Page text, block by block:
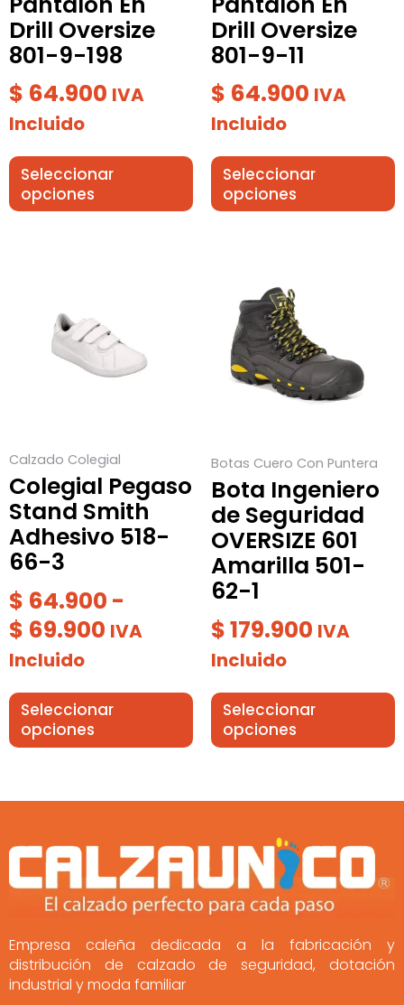
Drill Oversize
801-9-198
$ 64.900 IVA
Incluido
Seleccionar
opciones
elegir
en
la
página
de
Drill Oversize
801-9-11
$ 64.900 IVA
Incluido
Seleccionar
opciones
elegir
en
la
página
de
Calzado Colegial
Colegial Pegaso
Stand Smith
Adhesivo 518-
66-3
$ 64.900 -
$ 69.900
precios:
desde
$ 64.900
IVA
Incluido
Seleccionar
opciones
múltiples
variantes.
pueden
elegir
en
la
página
de
producto
Botas Cuero Con Puntera
Bota Ingeniero
de Seguridad
OVERSIZE 601
Amarilla 501-
62-1
$179.900 IVA
Incluido
Seleccionar
opciones
producto
tiene
múltiples
variantes.
pueden
elegir
en
la
página
de
producto
Empresa caleña dedicada a la fabricación y
distribución de calzado de seguridad, dotación
industrial y moda familiar